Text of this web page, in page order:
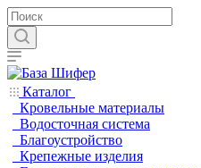
Каталог
Кровельные материалы
Водосточная система
Благоустройство
Крепежные изделия